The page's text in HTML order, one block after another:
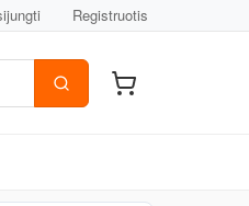
Registruotis